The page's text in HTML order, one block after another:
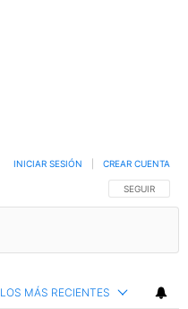
SIGA ESTA
SEGUIR
INICIAR SESIÓN CREAR CUENTA
LOS MÁS RECIENTES